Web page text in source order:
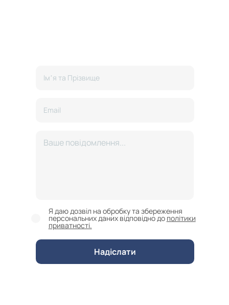
Надіслати
Я даю дозвіл на обробку та збереження
персональних даних відповідно до політики
приватності.